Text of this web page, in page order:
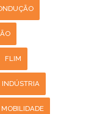
FLIM
INDÚSTRIA
MOBILIDADE